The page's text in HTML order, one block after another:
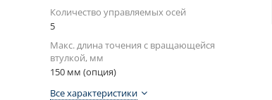
Количество управляемых осей
5
Макс. длина точения с вращающейся
втулкой, мм
150 мм (опция)
Все характеристики